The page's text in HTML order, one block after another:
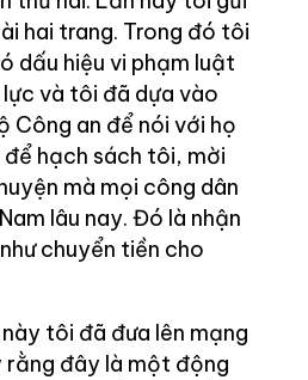
hai trang. Trong đó tôi
dấu hiệu vi phạm luật
và tôi đã dựa vào
Công an để nói với họ
hạch sách tôi, mời
mà mọi công dân
lâu nay. Đó là nhận
chuyển tiền cho
tôi đã đưa lên mạng
đây là một động